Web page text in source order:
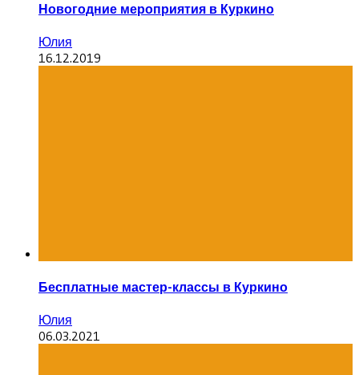
Новогодние мероприятия в Куркино
Юлия
16.12.2019
Бесплатные мастер-классы в Куркино
Юлия
06.03.2021